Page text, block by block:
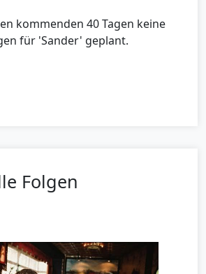
kommenden 40 Tagen keine
für 'Sander' geplant.
Folgen